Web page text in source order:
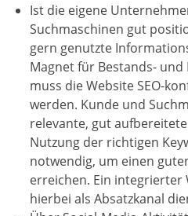
Ist die eigene
Suchmaschinen gut
gern genutzte
Magnet für Bestands-
muss die Website SEO-
werden. Kunde und
relevante, gut
Nutzung der richtigen
notwendig, um einen
erreichen. Ein integrierter
hierbei als Absatzkanal